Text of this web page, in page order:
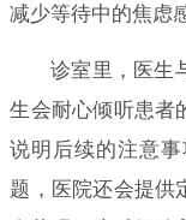
减少等待中的焦虑
诊室里，医生
生会耐心倾听患者
说明后续的注意
题，医院还会提供